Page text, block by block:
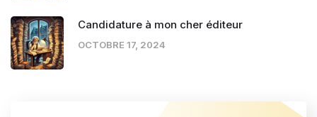
Candidature à mon cher éditeur
OCTOBRE 17, 2024